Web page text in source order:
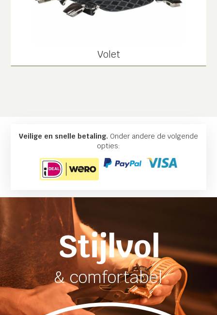
Volet
Veilige en snelle betaling. Onder andere de volgende
opties:
Stijlvol
& comfortabel